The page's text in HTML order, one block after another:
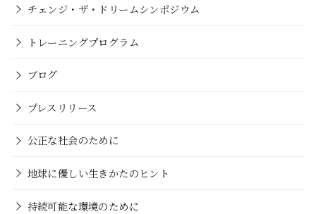
チェンジ・ザ・ドリームシンポジウム
トレーニングプログラム
ブログ
プレスリリース
公正な社会のために
地球に優しい生きかたのヒント
持続可能な環境のために